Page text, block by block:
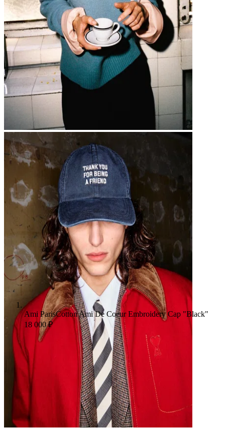
Ami ParisCotton Ami De Coeur Embroidery Cap "Black"
18 000 ₽